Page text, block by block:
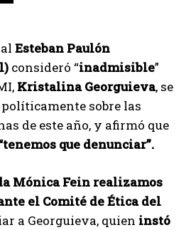
Esteban Paulón
consideró “inadmisible”
Kristalina Georguieva, se
sobre las
de este año, y afirmó que
que denunciar”.
Mónica Fein realizamos
el Comité de Ética del
a Georguieva, quien instó